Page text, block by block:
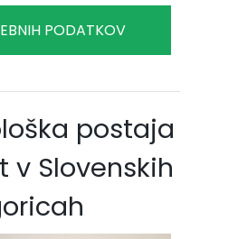
PODATKOV
postaja
v Slovenskih